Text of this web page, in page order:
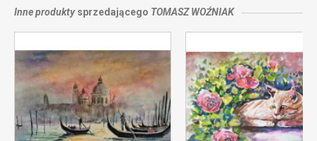
Inne produktysprzedającego TOMASZ WOŹNIAK